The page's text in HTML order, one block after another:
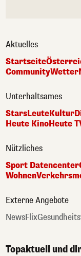
Aktuelles
Startseite
CommunityWetter
Unterhaltsames
StarsLeuteKultur
Heute KinoHeute
Nützliches
Sport Datencenter
Wohnen
Externe Angebote
NewsFlix
Topaktuell und